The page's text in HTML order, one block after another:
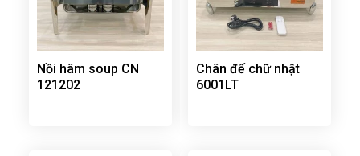
Nồi hâm soup CN
121202
Chân đế chữ nhật
6001LT